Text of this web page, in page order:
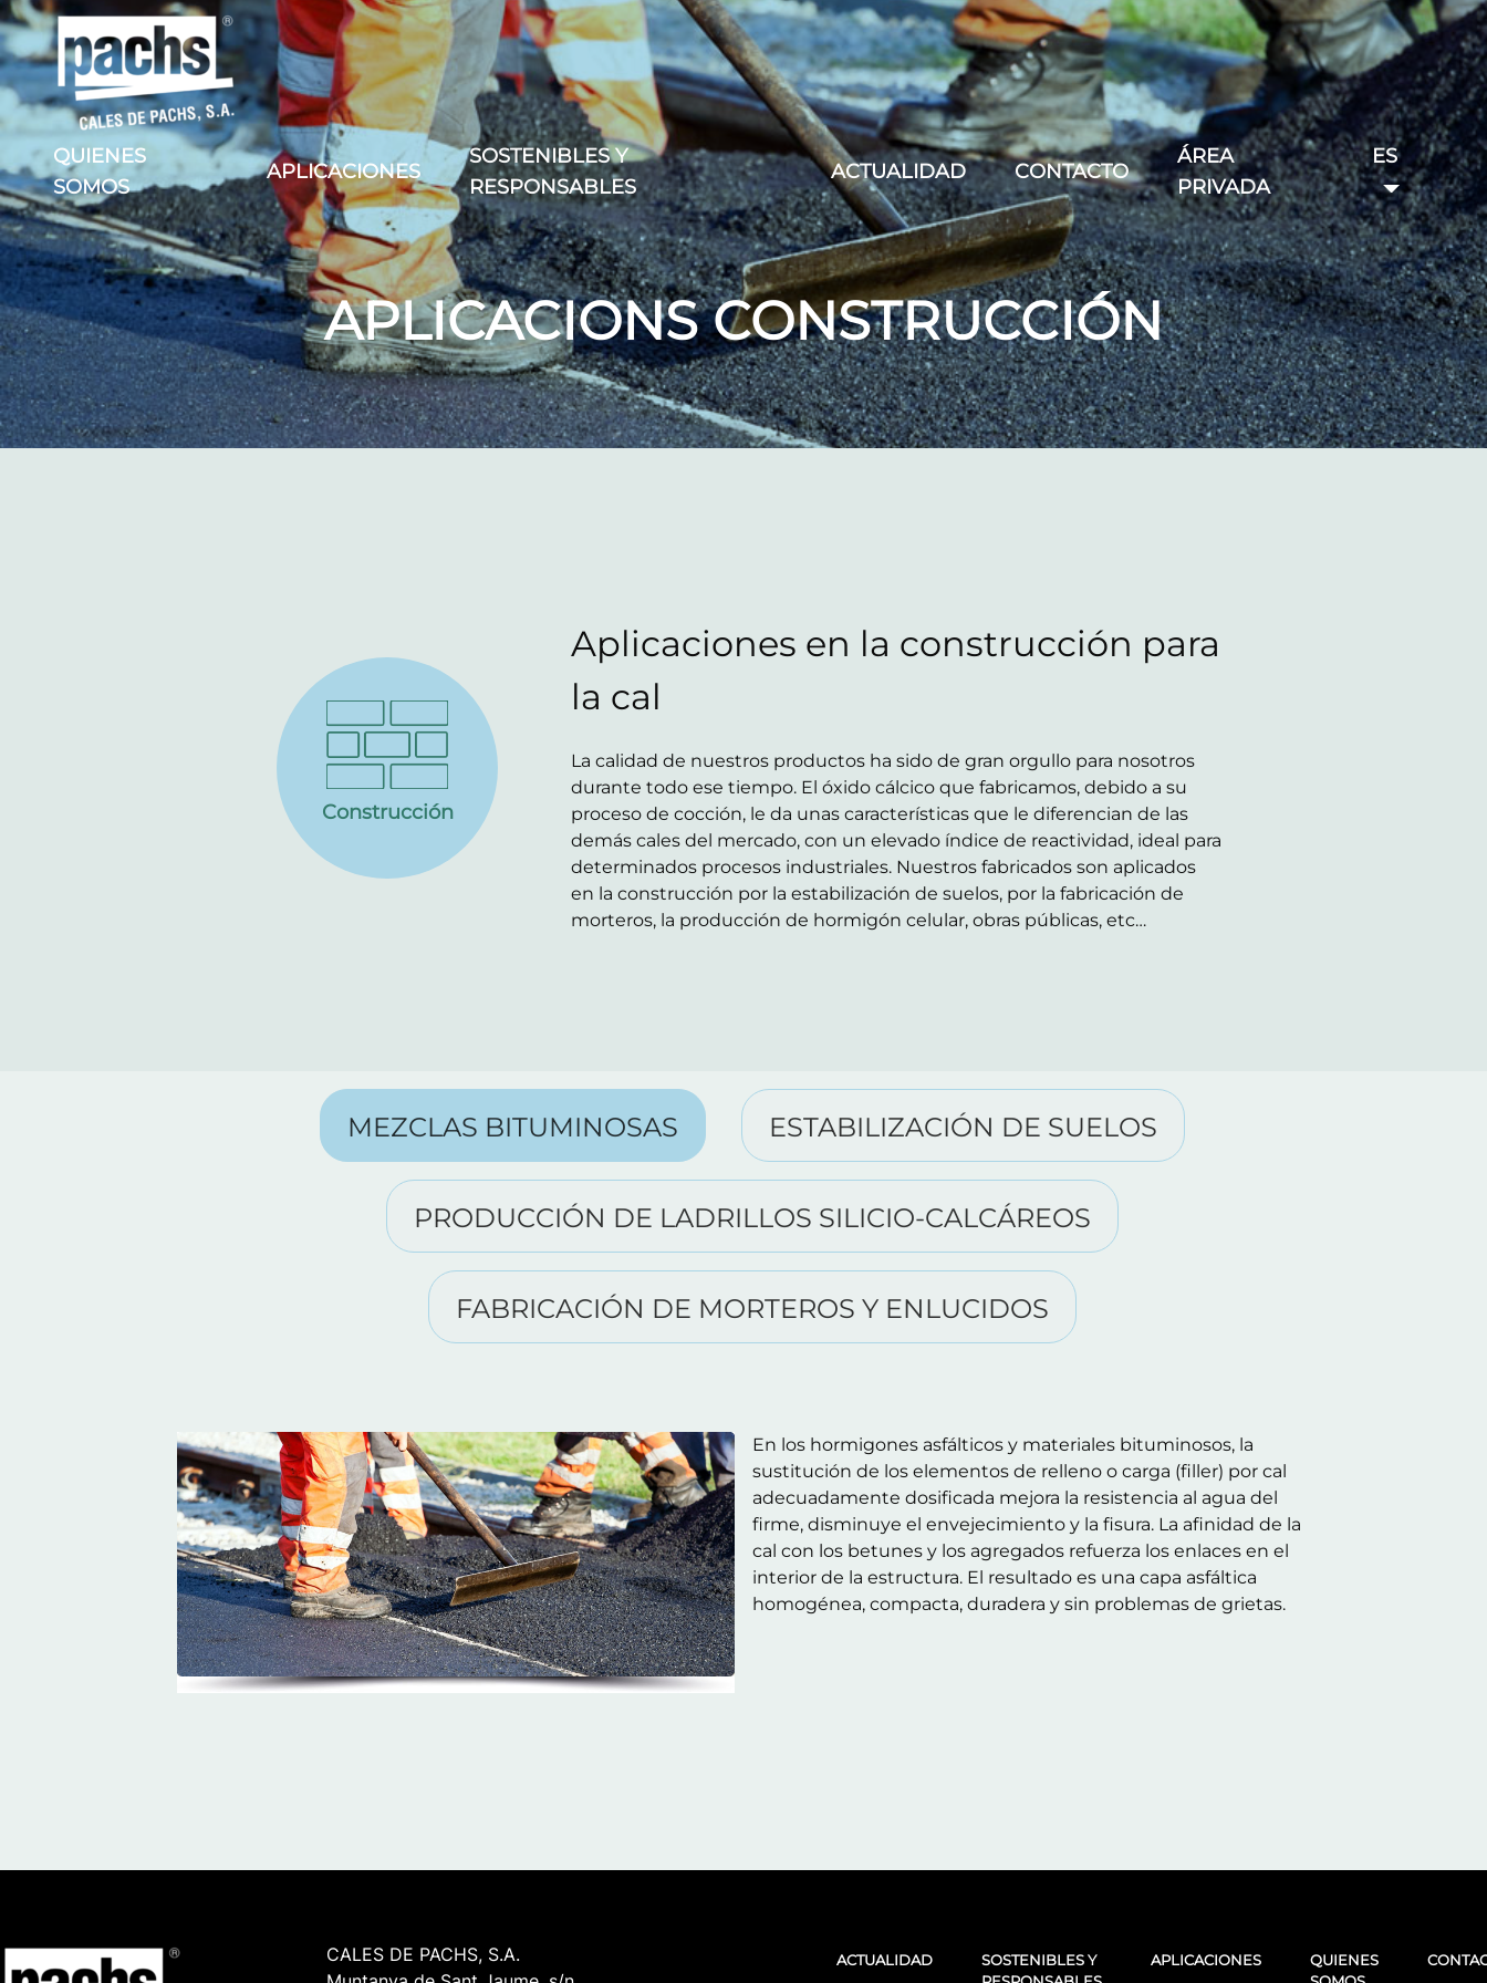
QUIENES
SOMOS
APLICACIONES
SOSTENIBLES Y
RESPONSABLES
ACTUALIDAD CONTACTO
ÁREA
PRIVADA
ES
APLICACIONS CONSTRUCCIÓN
Construcción
Aplicaciones en la construcción para
la cal
La calidad de nuestros productos ha sido de gran orgullo para nosotros
durante todo ese tiempo. El óxido cálcico que fabricamos, debido a su
proceso de cocción, le da unas características que le diferencian de las
demás cales del mercado, con un elevado índice de reactividad, ideal para
determinados procesos industriales. Nuestros fabricados son aplicados
en la construcción por la estabilización de suelos, por la fabricación de
morteros, la producción de hormigón celular, obras públicas, etc…
MEZCLAS BITUMINOSAS ESTABILIZACIÓN DE SUELOS
PRODUCCIÓN DE LADRILLOS SILICIO-CALCÁREOS
FABRICACIÓN DE MORTEROS Y ENLUCIDOS
En los hormigones asfálticos y materiales bituminosos, la
sustitución de los elementos de relleno o carga (filler) por cal
adecuadamente dosificada mejora la resistencia al agua del
firme, disminuye el envejecimiento y la fisura. La afinidad de la
cal con los betunes y los agregados refuerza los enlaces en el
interior de la estructura. El resultado es una capa asfáltica
homogénea, compacta, duradera y sin problemas de grietas.
CALES DE PACHS, S.A.
ACTUALIDAD
SOSTENIBLES Y
APLICACIONES
QUIENES